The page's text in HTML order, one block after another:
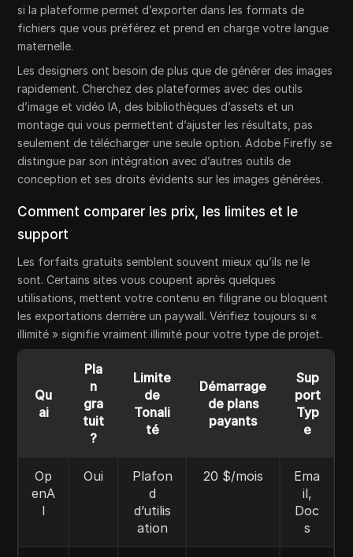
si la plateforme permet d’exporter dans les formats de
fichiers que vous préférez et prend en charge votre langue
maternelle.
Les designers ont besoin de plus que de générer des images
rapidement. Cherchez des plateformes avec des outils
d’image et vidéo IA, des bibliothèques d’assets et un
montage qui vous permettent d’ajuster les résultats, pas
seulement de télécharger une seule option. Adobe Firefly se
distingue par son intégration avec d’autres outils de
conception et ses droits évidents sur les images générées.
Comment comparer les prix, les limites et le
support
Les forfaits gratuits semblent souvent mieux qu’ils ne le
sont. Certains sites vous coupent après quelques
utilisations, mettent votre contenu en filigrane ou bloquent
les exportations derrière un paywall. Vérifiez toujours si «
illimité » signifie vraiment illimité pour votre type de projet.
Qu
ai
Pla
n
gra
tuit
?
Limite
de
Tonali
té
Démarrage
de plans
payants
Sup
port
Typ
e
Op
enA
I
Oui
Plafon
d
d’utilis
ation
20 $/mois
Ema
il,
Doc
s